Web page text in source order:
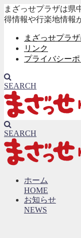
まざっせプラザは県
得情報や行楽地情報
まざっせプラ
リンク
プライバシー
SEARCH
SEARCH
ホーム
HOME
お知らせ
NEWS